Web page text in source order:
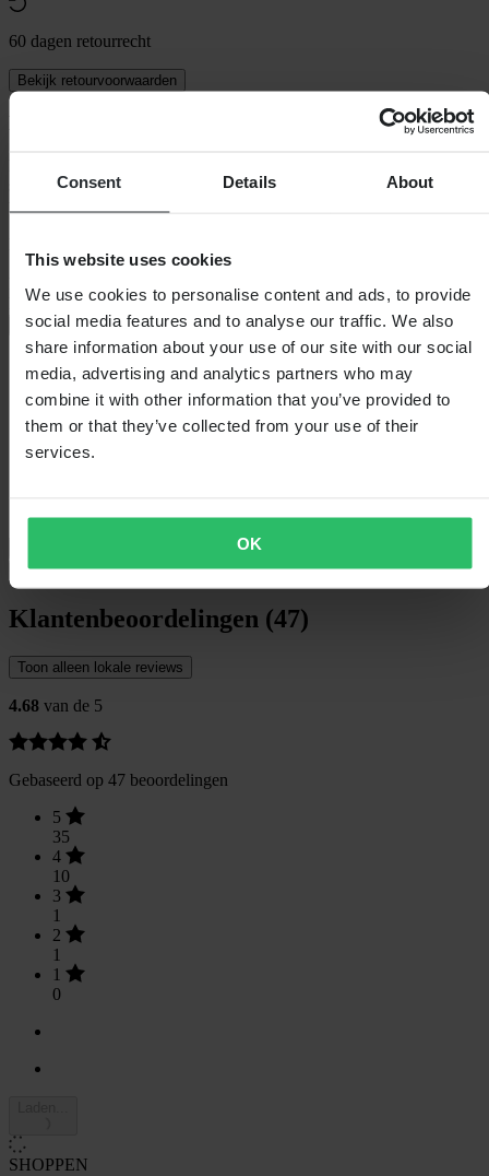
Consent Details About
This website uses cookies
We use cookies to personalise content and ads, to provide
social media features and to analyse our traffic. We also
share information about your use of our site with our social
media, advertising and analytics partners who may
combine it with other information that you’ve provided to
them or that they’ve collected from your use of their
services.
OK
60 dagen retourrecht
Bekijk retourvoorwaarden
systeem. Uitgerust met een krasbestendige coating en behandeld
kleuren om uw zicht te optimaliseren.
+ Volledige beschrijving weergeven
Specificaties
Verpakkingsgewicht50
SKU-titel Clear
Hoogte Verpakking
Veiligheidsinformatie
Klantenbeoordelingen (47)
Toon alleen lokale reviews
4.68 van de 5
Gebaseerd op 47 beoordelingen
5
35
4
10
3
1
2
1
1
0
SHOPPEN